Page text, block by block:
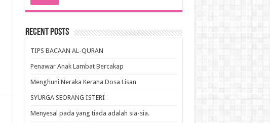
Recent Posts
TIPS BACAAN AL-QURAN
Penawar Anak Lambat Bercakap
Menghuni Neraka Kerana Dosa Lisan
SYURGA SEORANG ISTERI
Menyesal pada yang tiada adalah sia-sia.